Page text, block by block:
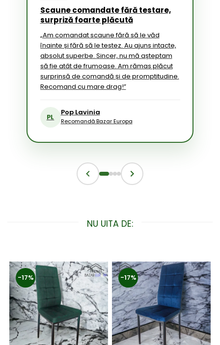
Scaune comandate fără testare,
surpriză foarte plăcută
„Am comandat scaune fără să le văd
înainte și fără să le testez. Au ajuns intacte,
absolut superbe. Sincer, nu mă așteptam
să fie atât de frumoase. Am rămas plăcut
surprinsă de comandă și de promptitudine.
Recomand cu mare drag!”
PL
Pop Lavinia
Recomandă Bazar Europa
NU UITA DE:
-17% -17%